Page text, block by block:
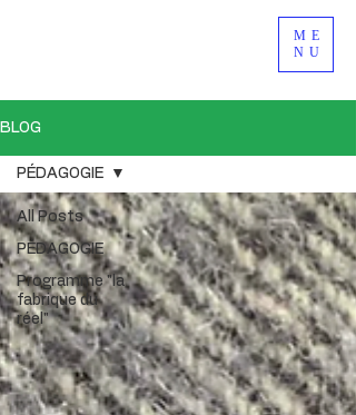
ME
NU
BLOG
All Posts
PÉDAGOGIE
Programme "la
fabrique du
réel"
PÉDAGOGIE